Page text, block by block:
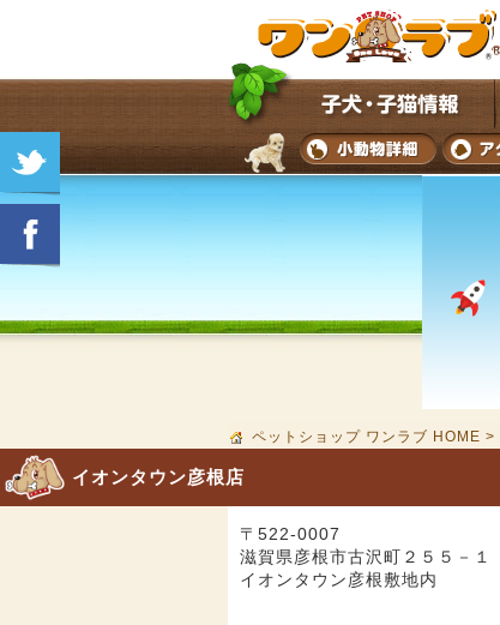
ペットショップ ワンラブ HOME >
イオンタウン彦根店
〒522-0007
滋賀県彦根市古沢町２５５－１
イオンタウン彦根敷地内